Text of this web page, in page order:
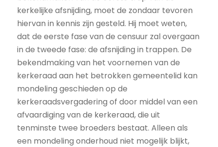
kerkelijke afsnijding, moet de zondaar tevoren
hiervan in kennis zijn gesteld. Hij moet weten,
dat de eerste fase van de censuur zal overgaan
in de tweede fase: de afsnijding in trappen. De
bekendmaking van het voornemen van de
kerkeraad aan het betrokken gemeentelid kan
mondeling geschieden op de
kerkeraadsvergadering of door middel van een
afvaardiging van de kerkeraad, die uit
tenminste twee broeders bestaat. Alleen als
een mondeling onderhoud niet mogelijk blijkt,